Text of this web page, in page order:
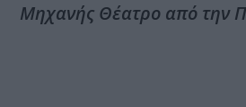
Μηχανής Θέατρο από την